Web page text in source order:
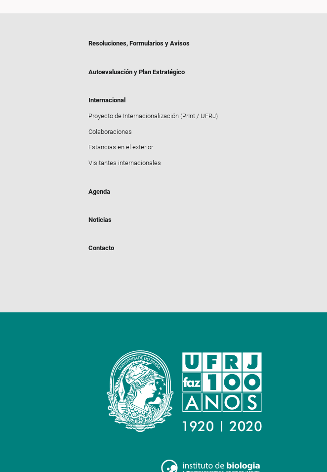
Resoluciones, Formularios y Avisos
Autoevaluación y Plan Estratégico
Internacional
Proyecto de Internacionalización (PrInt / UFRJ)
Colaboraciones
Estancias en el exterior
Visitantes internacionales
Agenda
Noticias
Contacto